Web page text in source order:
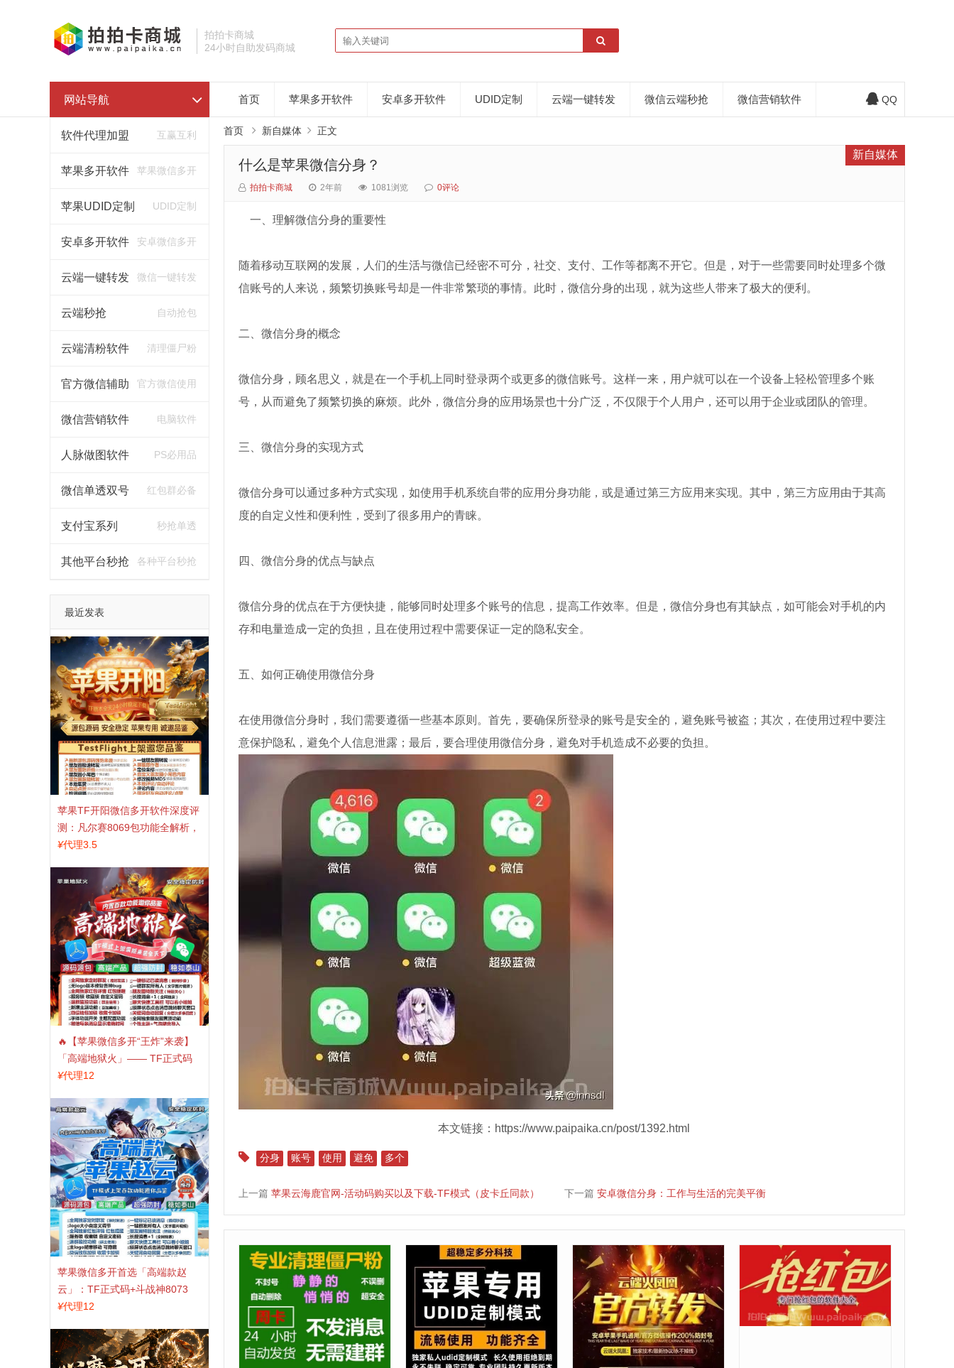
拍拍卡商城
24小时自助发码商城
网站导航
软件代理加盟 互赢互利
苹果多开软件 苹果微信多开
苹果UDID定制 UDID定制
安卓多开软件 安卓微信多开
云端一键转发 微信一键转发
云端秒抢 自动抢包
云端清粉软件 清理僵尸粉
官方微信辅助 官方微信使用
微信营销软件 电脑软件
人脉做图软件 PS必用品
微信单透双号 红包群必备
支付宝系列 秒抢单透
其他平台秒抢 各种平台秒抢
最近发表
苹果TF开阳微信多开软件深度评
测：凡尔赛8069包功能全解析，
TestFlight稳定版上架，激活认准
¥代理3.5
🔥【苹果微信多开“王炸”来袭】
「高端地狱火」—— TF正式码
+斗战神8073包，7天退换，安全
¥代理12
苹果微信多开首选「高端款赵
云」：TF正式码+斗战神8073
包，7天退换认准拍拍卡激活码
¥代理12
首页 苹果多开软件 安卓多开软件 UDID定制 云端一键转发 微信云端秒抢 微信营销软件 QQ
首页 新自媒体 正文
什么是苹果微信分身？
新自媒体
拍拍卡商城 2年前 1081浏览 0评论
一、理解微信分身的重要性
随着移动互联网的发展，人们的生活与微信已经密不可分，社交、支付、工作等都离不开它。但是，对于一些需要同时处理多个微
信账号的人来说，频繁切换账号却是一件非常繁琐的事情。此时，微信分身的出现，就为这些人带来了极大的便利。
二、微信分身的概念
微信分身，顾名思义，就是在一个手机上同时登录两个或更多的微信账号。这样一来，用户就可以在一个设备上轻松管理多个账
号，从而避免了频繁切换的麻烦。此外，微信分身的应用场景也十分广泛，不仅限于个人用户，还可以用于企业或团队的管理。
三、微信分身的实现方式
微信分身可以通过多种方式实现，如使用手机系统自带的应用分身功能，或是通过第三方应用来实现。其中，第三方应用由于其高
度的自定义性和便利性，受到了很多用户的青睐。
四、微信分身的优点与缺点
微信分身的优点在于方便快捷，能够同时处理多个账号的信息，提高工作效率。但是，微信分身也有其缺点，如可能会对手机的内
存和电量造成一定的负担，且在使用过程中需要保证一定的隐私安全。
五、如何正确使用微信分身
在使用微信分身时，我们需要遵循一些基本原则。首先，要确保所登录的账号是安全的，避免账号被盗；其次，在使用过程中要注
意保护隐私，避免个人信息泄露；最后，要合理使用微信分身，避免对手机造成不必要的负担。
本文链接：https://www.paipaika.cn/post/1392.html
分身 账号 使用 避免 多个
上一篇 苹果云海鹿官网-活动码购买以及下载-TF模式（皮卡丘同款） 下一篇 安卓微信分身：工作与生活的完美平衡